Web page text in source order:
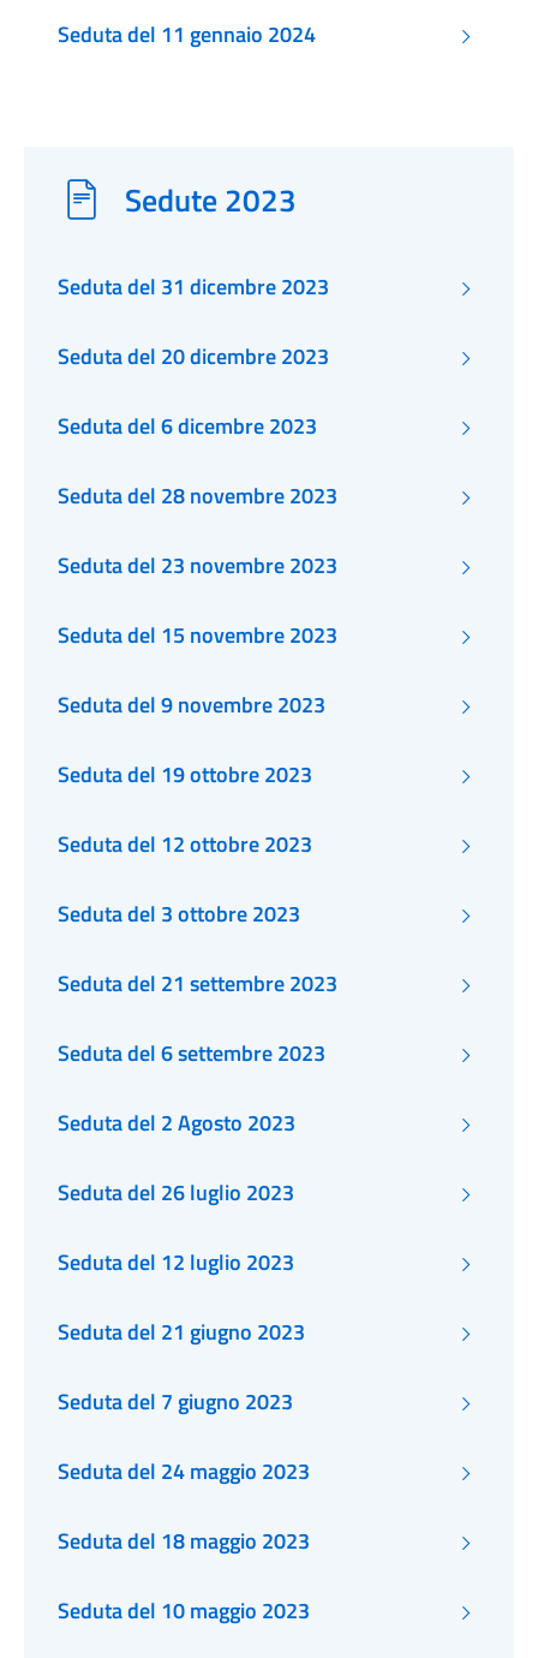
Seduta del 11 gennaio 2024
Sedute 2023
Seduta del 31 dicembre 2023
Seduta del 20 dicembre 2023
Seduta del 6 dicembre 2023
Seduta del 28 novembre 2023
Seduta del 23 novembre 2023
Seduta del 15 novembre 2023
Seduta del 9 novembre 2023
Seduta del 19 ottobre 2023
Seduta del 12 ottobre 2023
Seduta del 3 ottobre 2023
Seduta del 21 settembre 2023
Seduta del 6 settembre 2023
Seduta del 2 Agosto 2023
Seduta del 26 luglio 2023
Seduta del 12 luglio 2023
Seduta del 21 giugno 2023
Seduta del 7 giugno 2023
Seduta del 24 maggio 2023
Seduta del 18 maggio 2023
Seduta del 10 maggio 2023